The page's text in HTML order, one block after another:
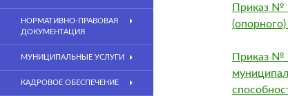
Приказ №
Приказ №
НОРМАТИВНО-ПРАВОВАЯ
ДОКУМЕНТАЦИЯ
МУНИЦИПАЛЬНЫЕ УСЛУГИ
КАДРОВОЕ ОБЕСПЕЧЕНИЕ